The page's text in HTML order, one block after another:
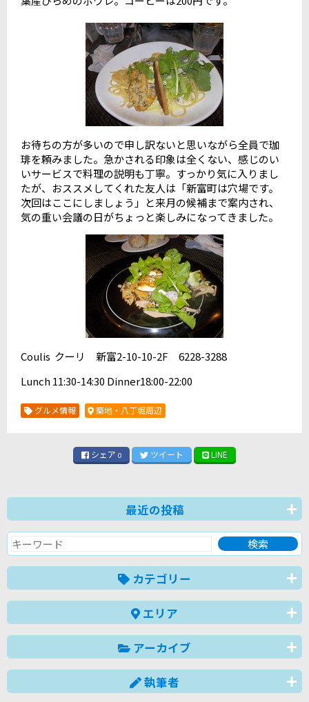
お待ちの方が多いので申し訳ないと思いながら全員で珈
琲を頼みました。急かされる印象は全くない、感じのい
いサービスで料理の説明も丁寧。すっかり気に入りまし
たが、おススメしてくれた友人は「新富町は穴場です。
次回はここにしましょう」と来月の候補まで案内され、
気の重い会議の日がちょっと楽しみになってきました。
Coulis クーリ 新富2-10-10-2F 6228-3288
Lunch 11:30-14:30 Dinner18:00-22:00
グルメ情報 築地・八丁堀周辺
シェア 0 ツイート LINE
最近の投稿
カテゴリー
エリア
アーカイブ
執筆者